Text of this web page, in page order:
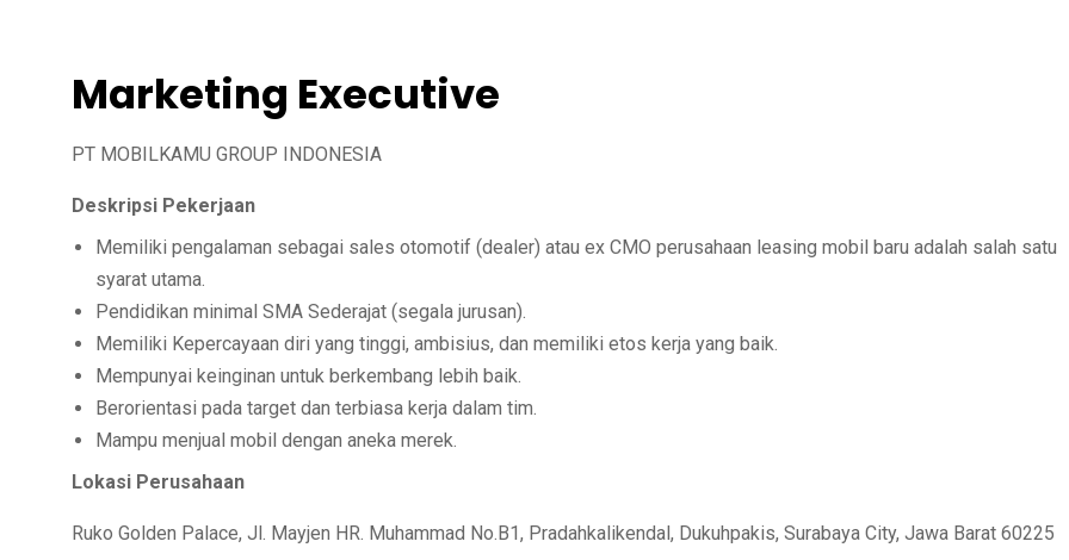
Marketing Executive
PT MOBILKAMU GROUP INDONESIA
Deskripsi Pekerjaan
Memiliki pengalaman sebagai sales otomotif (dealer) atau ex CMO perusahaan leasing mobil baru adalah salah satu
syarat utama.
Pendidikan minimal SMA Sederajat (segala jurusan).
Memiliki Kepercayaan diri yang tinggi, ambisius, dan memiliki etos kerja yang baik.
Mempunyai keinginan untuk berkembang lebih baik.
Berorientasi pada target dan terbiasa kerja dalam tim.
Mampu menjual mobil dengan aneka merek.
Lokasi Perusahaan
Ruko Golden Palace, Jl. Mayjen HR. Muhammad No.B1, Pradahkalikendal, Dukuhpakis, Surabaya City, Jawa Barat 60225